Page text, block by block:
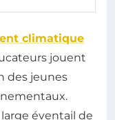
climatique
jouent
des jeunes
éventail de